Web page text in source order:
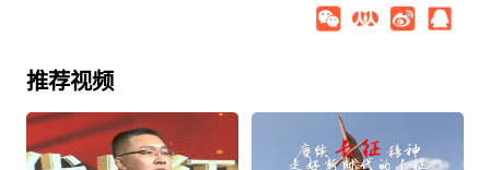
推荐视频